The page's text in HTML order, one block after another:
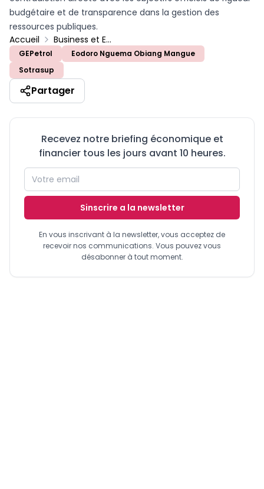
budgétaire et de transparence dans la gestion des
ressources publiques.
Accueil
Business et Entreprises
GEPetrol
Eodoro Nguema Obiang Mangue
Sotrasup
Partager
Recevez notre briefing économique et
financier tous les jours avant 10 heures.
Sinscrire a la newsletter
En vous inscrivant à la newsletter, vous acceptez de
recevoir nos communications. Vous pouvez vous
désabonner à tout moment.